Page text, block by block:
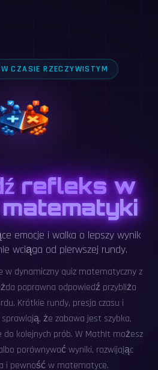
CZASIE RZECZYWISTYM
refleks w
emocje i walka o lepszy wynik
wciąga od pierwszej rundy.
w dynamiczny quiz matematyczny z
poprawna odpowiedź przybliża
Krótkie rundy, presja czasu i
że zabawa jest szybka,
kolejnych prób. W MathIt możesz
porównywać wyniki, rozwijając
i pewność w matematyce.